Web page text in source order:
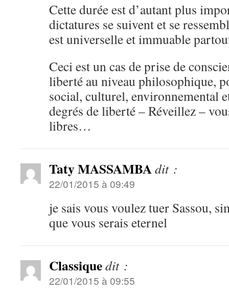
Cette durée est d’autant plus
dictatures se suivent et se
est universelle et immuable
Ceci est un cas de prise de
liberté au niveau philosophique,
social, culturel, environnemental
degrés de liberté – Réveillez –
libres…
Taty MASSAMBAdit :
22/01/2015 à 09:49
je sais vous voulez tuer Sassou,
que vous serais eternel
Classiquedit :
22/01/2015 à 09:55